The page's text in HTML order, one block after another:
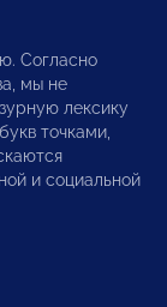
Согласно
мы не
лексику
точками,
и социальной